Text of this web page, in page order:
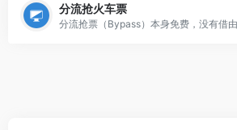
分流抢火车票